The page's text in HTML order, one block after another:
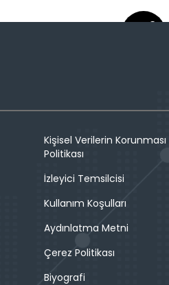
Kişisel Verilerin Korunması
Politikası
İzleyici Temsilcisi
Kullanım Koşulları
Aydınlatma Metni
Çerez Politikası
Biyografi